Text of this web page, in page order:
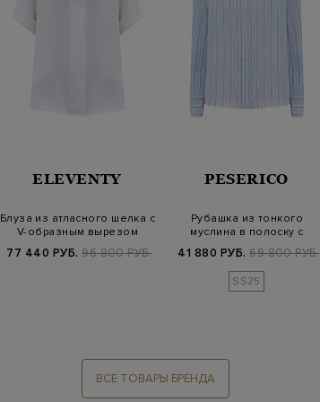
ELEVENTY
Блуза из атласного шелка с
V-образным вырезом
77 440 РУБ. 96 800 РУБ.
PESERICO
Рубашка из тонкого
муслина в полоску с
41 880 РУБ. 69 800 РУБ.
SS25
ВСЕ ТОВАРЫ БРЕНДА